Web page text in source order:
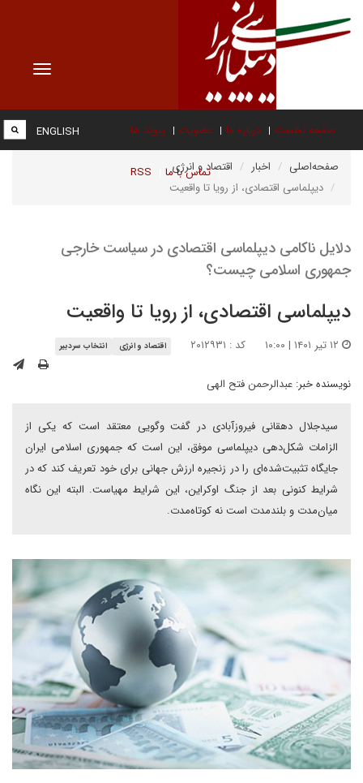
Toggle
صفحه نخست درباره ما عضویت پیوند ها
تماس با ما RSS
ENGLISH
صفحه‌اصلی اخبار
اقتصاد و انرژی
دیپلماسی اقتصادی، از رویا تا واقعیت
دلایل ناکامی دیپلماسی اقتصادی در سیاست خارجی
جمهوری اسلامی چیست؟
دیپلماسی اقتصادی، از رویا تا واقعیت
کد : ۲۰۱۲۹۳۱ اقتصاد و انرژی انتخاب سردبیر
نویسنده خبر: عبدالرحمن فتح الهی
سیدجلال دهقانی فیروزآبادی در گفت وگویی معتقد است که یکی از
الزامات شکل‌دهی دیپلماسی موفق، این است که جمهوری اسلامی ایران
جایگاه تثبیت‌شده‌ای را در زنجیره ارزش جهانی برای خود تعریف کند که در
شرایط کنونی بعد از جنگ اوکراین، این شرایط مهیا‌‌ست. البته این نگاه
میان‌مدت و بلندمدت است نه کوتاه‌مدت.